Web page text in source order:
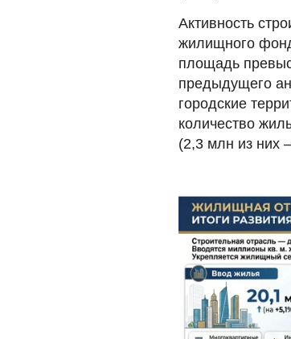
Активность
жилищного
площадь
предыдущего
городские
количество
(2,3 млн из них